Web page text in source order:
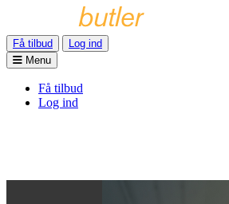
Få tilbud
Log ind
Menu
Få tilbud
Log ind